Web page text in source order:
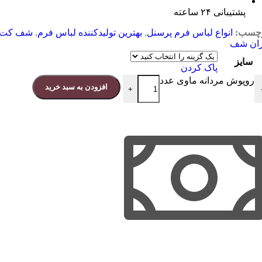
پشتیبانی ۲۴ ساعته
انواع لباس فرم پرسنل, بهترین تولیدکننده لباس فرم, شف
شف
سایز
پاک کردن
روپوش مردانه ماوی عدد
+ افزودن به سبد خرید